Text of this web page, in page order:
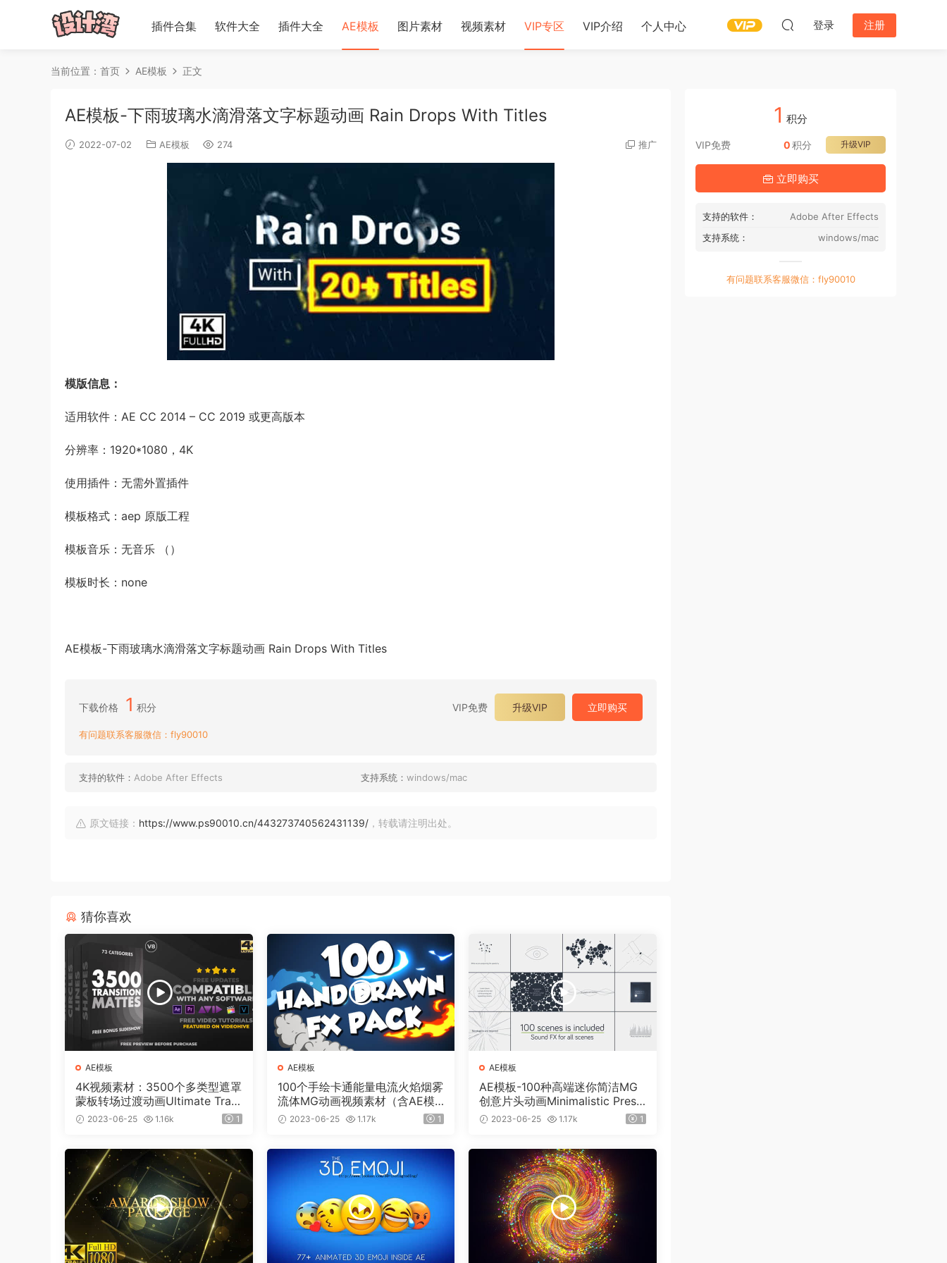
插件合集 软件大全 插件大全 AE模板 图片素材 视频素材 VIP专区 VIP介绍 个人中心 登录 注册
当前位置： 首页 AE模板 正文
AE模板-下雨玻璃水滴滑落文字标题动画 Rain Drops With Titles
2022-07-02 AE模板 274 推广
模版信息：
适用软件：AE CC 2014 – CC 2019 或更高版本
分辨率：1920*1080，4K
使用插件：无需外置插件
模板格式：aep 原版工程
模板音乐：无音乐 （）
模板时长：none
AE模板-下雨玻璃水滴滑落文字标题动画 Rain Drops With Titles
下载价格 1 积分 VIP免费 升级VIP 立即购买
有问题联系客服微信：fly90010
支持的软件： Adobe After Effects 支持系统： windows/mac
原文链接： https://www.ps90010.cn/443273740562431139/ ，转载请注明出处。
猜你喜欢
AE模板
4K视频素材：3500个多类型遮罩
蒙板转场过渡动画Ultimate Tran
sition Mattes Pack v8（含AE模
2023-06-25 1.16k 1
AE模板
100个手绘卡通能量电流火焰烟雾
流体MG动画视频素材（含AE模
板工程）有透明通道
2023-06-25 1.17k 1
AE模板
AE模板-100种高端迷你简洁MG
创意片头动画Minimalistic Prese
ntation Pack
2023-06-25 1.17k 1
1 积分
VIP免费 升级VIP
0积分
立即购买
支持的软件：
Adobe After Effects
支持系统：
windows/mac
有问题联系客服微信：fly90010